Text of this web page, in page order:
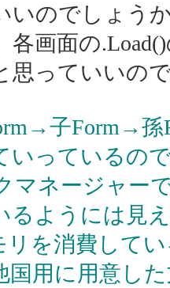
いのでしょう
各画面の
思っていいの
子Form→
いっているの
マネージャー
るようには見
リを消費して
国用に用意し